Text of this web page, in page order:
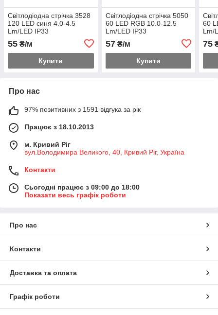
Світлодіодна стрічка 3528
120 LED синя 4.0-4.5
Lm/LED IP33
55 ₴/м
Купити
Світлодіодна стрічка 5050
60 LED RGB 10.0-12.5
Lm/LED IP33
57₴/м
Купити
60
Lm/
75
Про нас
97% позитивних з 1591 відгука за рік
Працює з 18.10.2013
м. Кривий Ріг
вул.Володимира Великого, 40, Кривий Ріг, Україна
Контакти
Сьогодні працює з 09:00 до 18:00
Показати весь графік роботи
Про нас
Контакти
Доставка та оплата
Графік роботи